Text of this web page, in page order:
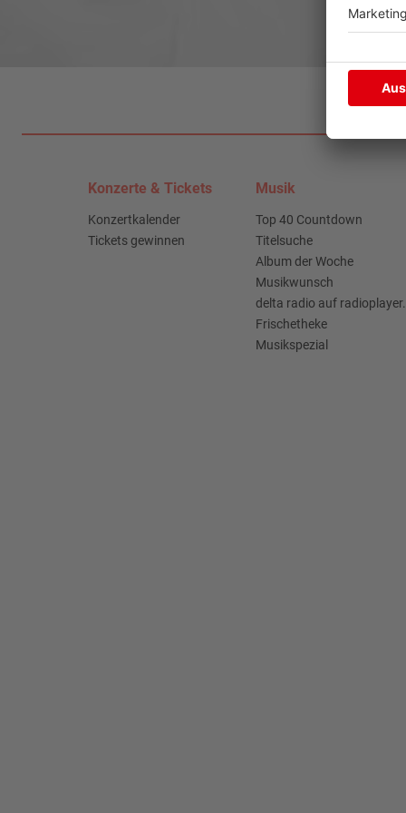
Konzerte & Tickets
Konzertkalender
Tickets gewinnen
Musik
Top 40 Countdown
Titelsuche
Album der Woche
Musikwunsch
delta radio auf
Frischetheke
Musikspezial